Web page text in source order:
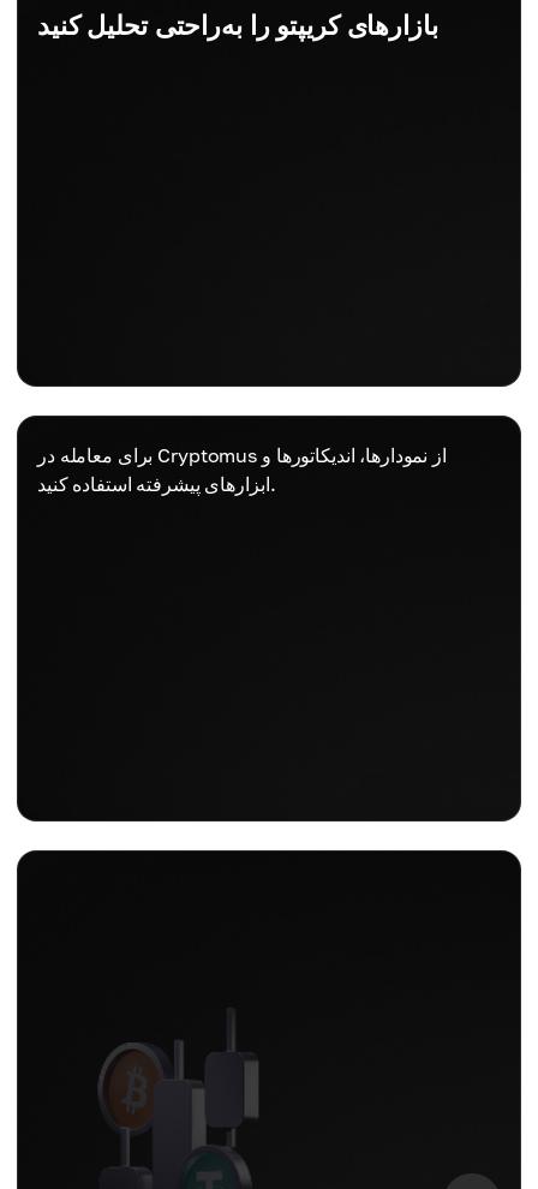
بازارهای کریپتو را به‌راحتی تحلیل کنید
برای معامله در Cryptomus از نمودارها، اندیکاتورها و
ابزارهای پیشرفته استفاده کنید.